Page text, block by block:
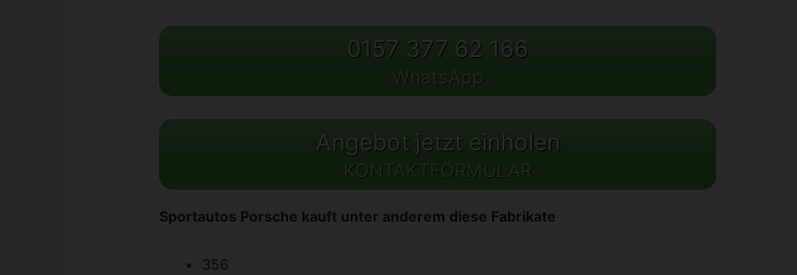
0157 377 62 166
WhatsApp
Angebot jetzt einholen
KONTAKTFORMULAR
Sportautos Porsche kauft unter anderem diese Fabrikate
356